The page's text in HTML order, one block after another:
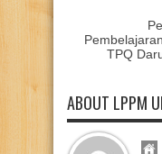
TPQ
ABOUT LPPM